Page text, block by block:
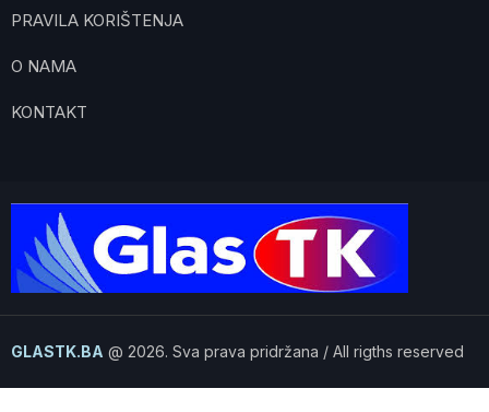
PRAVILA KORIŠTENJA
O NAMA
KONTAKT
GLASTK.BA @ 2026. Sva prava pridržana / All rigths reserved